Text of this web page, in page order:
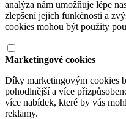
analýza nám umožňuje lépe
zlepšení jejich funkčnosti a
cookies mohou být použity
Marketingové cookies
Díky marketingovým cookies
pohodlnější a více
více nabídek, které by vás
reklamy.